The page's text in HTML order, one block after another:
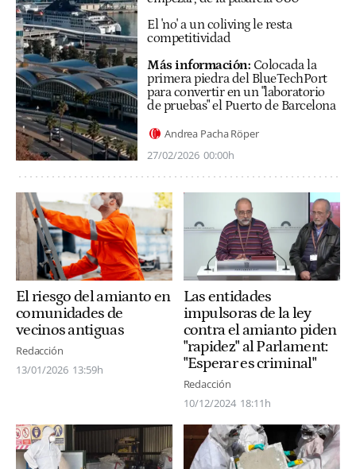
El 'no' a un coliving le resta
competitividad
Más información: Colocada la
primera piedra del BlueTechPort
para convertir en un "laboratorio
de pruebas" el Puerto de Barcelona
Andrea Pacha Röper
27/02/2026 00:00h
El riesgo del amianto en
comunidades de
vecinos antiguas
Redacción
13/01/2026 13:59h
Las entidades
impulsoras de la ley
contra el amianto piden
"rapidez" al Parlament:
"Esperar es criminal"
Redacción
10/12/2024 18:11h